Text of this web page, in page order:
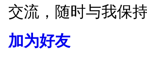
交流，随时与我保
加为好友